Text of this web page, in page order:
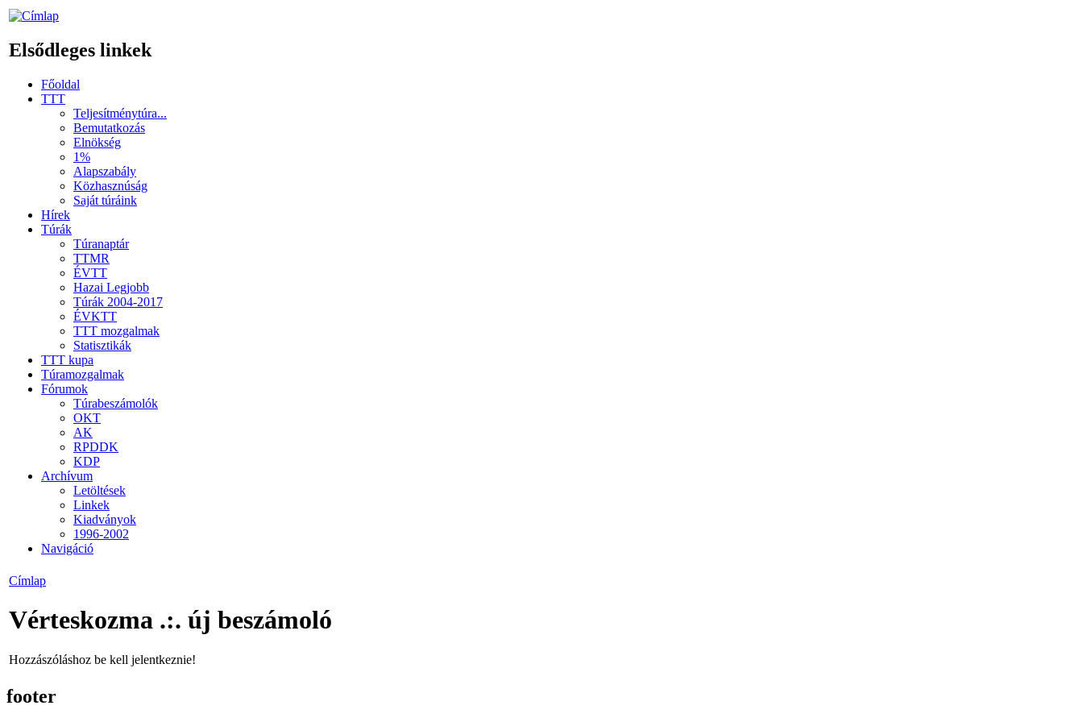
Elsődleges linkek
Főoldal
TTT
Teljesítménytúra...
Bemutatkozás
Elnökség
1%
Alapszabály
Közhasznúság
Saját túráink
Hírek
Túrák
Túranaptár
TTMR
ÉVTT
Hazai Legjobb
Túrák 2004-2017
ÉVKTT
TTT mozgalmak
Statisztikák
TTT kupa
Túramozgalmak
Fórumok
Túrabeszámolók
OKT
AK
RPDDK
KDP
Archívum
Letöltések
Linkek
Kiadványok
1996-2002
Navigáció
Címlap
Vérteskozma .:. új beszámoló
Hozzászóláshoz be kell jelentkeznie!
footer